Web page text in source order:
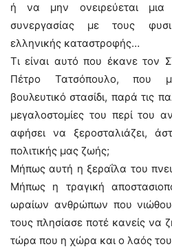
ή να μην ονειρεύεται μια
συνεργασίας με τους
ελληνικής καταστροφής…
Τι είναι αυτό που έκανε τον
Πέτρο Τατσόπουλο, που
βουλευτικό στασίδι, παρά τις
μεγαλοστομίες του περί του
αφήσει να ξεροσταλιάζει,
πολιτικής μας ζωής;
Μήπως αυτή η ξεραΐλα του
Μήπως η τραγική
ωραίων ανθρώπων που
τους πλησίασε ποτέ κανείς να
τώρα που η χώρα και ο λαός